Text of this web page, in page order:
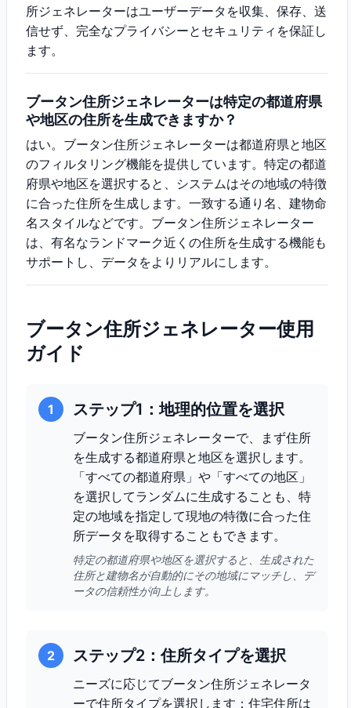
所ジェネレーターはユーザーデータを収集、保存、送
信せず、完全なプライバシーとセキュリティを保証し
ます。
ブータン住所ジェネレーターは特定の都道府県
や地区の住所を生成できますか？
はい。ブータン住所ジェネレーターは都道府県と地区
のフィルタリング機能を提供しています。特定の都道
府県や地区を選択すると、システムはその地域の特徴
に合った住所を生成します。一致する通り名、建物命
名スタイルなどです。ブータン住所ジェネレーター
は、有名なランドマーク近くの住所を生成する機能も
サポートし、データをよりリアルにします。
ブータン住所ジェネレーター使用
ガイド
1 ステップ1：地理的位置を選択
ブータン住所ジェネレーターで、まず住所
を生成する都道府県と地区を選択します。
「すべての都道府県」や「すべての地区」
を選択してランダムに生成することも、特
定の地域を指定して現地の特徴に合った住
所データを取得することもできます。
特定の都道府県や地区を選択すると、生成された
住所と建物名が自動的にその地域にマッチし、デ
ータの信頼性が向上します。
2 ステップ2：住所タイプを選択
ニーズに応じてブータン住所ジェネレータ
ーで住所タイプを選択します：住宅住所は